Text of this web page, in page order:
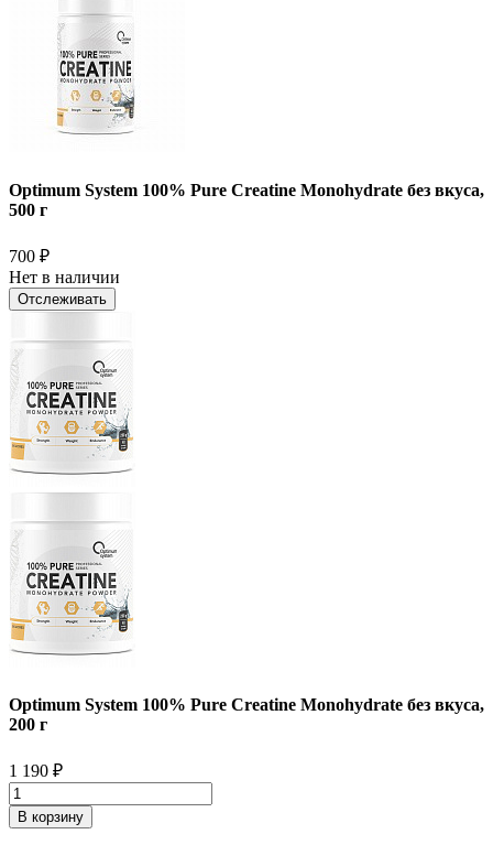
Optimum System 100% Pure Creatine Monohydrate без вкуса,
500 г
700 ₽
Нет в наличии
Отслеживать
Optimum System 100% Pure Creatine Monohydrate без вкуса,
200 г
1 190 ₽
В корзину